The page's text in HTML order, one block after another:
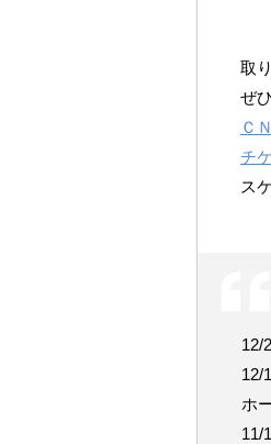
取
ぜ
Ｃ
チ
ス
12/
12/
ホ
11/